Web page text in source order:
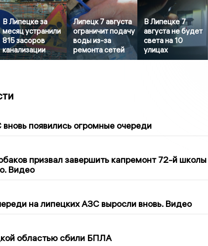
В Липецке за
месяц устранили
815 засоров
канализации
Липецк 7 августа
ограничит подачу
воды из-за
ремонта сетей
В Липецке 7
августа не будет
света на 10
улицах
появились огромные очереди
призвал завершить капремонт 72-й школы
Видео
на липецких АЗС выросли вновь. Видео
областью сбили БПЛА